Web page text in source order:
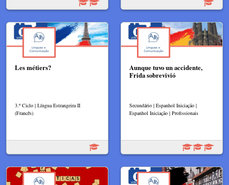
Les métiers?
3.º Ciclo | Língua Estrangeira II
(Francês)
Aunque tuvo un accidente,
Frida sobrevivió
Secundário | Espanhol Iniciação |
Espanhol Iniciação | Profissionais